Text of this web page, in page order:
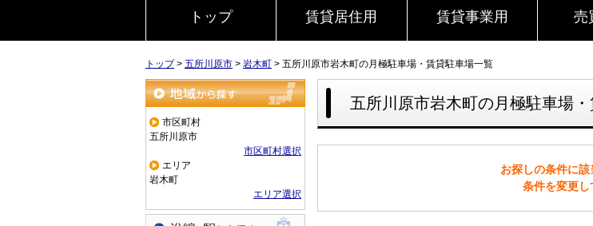
トップ 賃貸居住用 賃貸事業用 売
トップ> 五所川原市 > 岩木町 > 五所川原市岩木町の月極駐車場・賃貸駐車場一覧
地域から探す
市区町村
五所川原市
市区町村選択
エリア
岩木町
エリア選択
五所川原市岩木町の月極駐車場
お探しの条件に該
条件を変更し